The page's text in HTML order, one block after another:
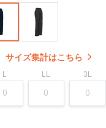
サイズ集計はこちら
L LL 3L